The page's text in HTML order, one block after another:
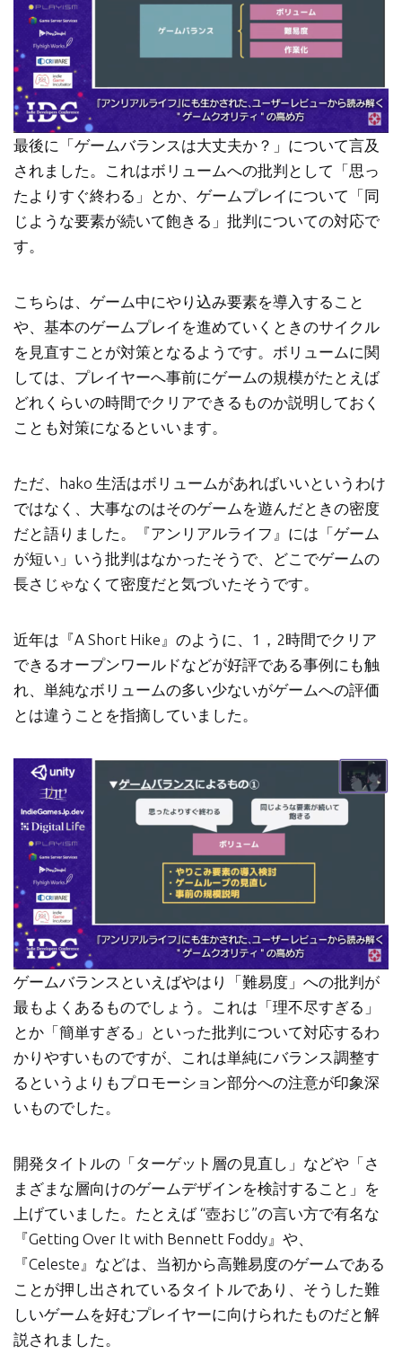
最後に「ゲームバランスは大丈夫か？」について言及
されました。これはボリュームへの批判として「思っ
たよりすぐ終わる」とか、ゲームプレイについて「同
じような要素が続いて飽きる」批判についての対応で
す。
こちらは、ゲーム中にやり込み要素を導入すること
や、基本のゲームプレイを進めていくときのサイクル
を見直すことが対策となるようです。ボリュームに関
しては、プレイヤーへ事前にゲームの規模がたとえば
どれくらいの時間でクリアできるものか説明しておく
ことも対策になるといいます。
ただ、hako 生活はボリュームがあればいいというわけ
ではなく、大事なのはそのゲームを遊んだときの密度
だと語りました。『アンリアルライフ』には「ゲーム
が短い」いう批判はなかったそうで、どこでゲームの
長さじゃなくて密度だと気づいたそうです。
近年は『A Short Hike』のように、1，2時間でクリア
できるオープンワールドなどが好評である事例にも触
れ、単純なボリュームの多い少ないがゲームへの評価
とは違うことを指摘していました。
ゲームバランスといえばやはり「難易度」への批判が
最もよくあるものでしょう。これは「理不尽すぎる」
とか「簡単すぎる」といった批判について対応するわ
かりやすいものですが、これは単純にバランス調整す
るというよりもプロモーション部分への注意が印象深
いものでした。
開発タイトルの「ターゲット層の見直し」などや「さ
まざまな層向けのゲームデザインを検討すること」を
上げていました。たとえば “壺おじ”の言い方で有名な
『Getting Over It with Bennett Foddy』や、
『Celeste』などは、当初から高難易度のゲームである
ことが押し出されているタイトルであり、そうした難
しいゲームを好むプレイヤーに向けられたものだと解
説されました。